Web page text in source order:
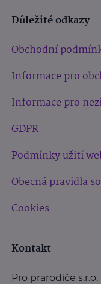
Důležité odkazy
Obchodní
Informace pro
Informace pro
GDPR
Podmínky užití
Obecná pravidla
Cookies
Kontakt
Pro prarodiče s.r.o.